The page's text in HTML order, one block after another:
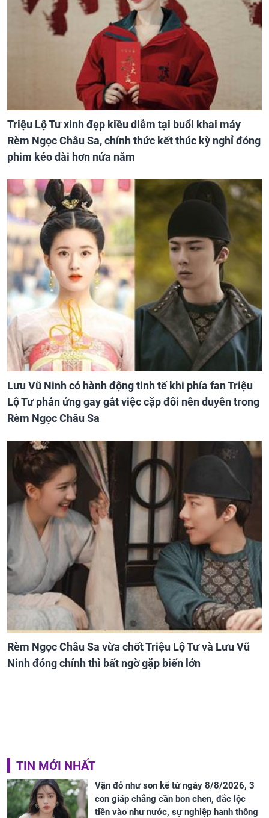
Triệu Lộ Tư xinh đẹp kiều diễm tại buổi khai máy
Rèm Ngọc Châu Sa, chính thức kết thúc kỳ nghỉ đóng
phim kéo dài hơn nửa năm
Lưu Vũ Ninh có hành động tinh tế khi phía fan Triệu
Lộ Tư phản ứng gay gắt việc cặp đôi nên duyên trong
Rèm Ngọc Châu Sa
Rèm Ngọc Châu Sa vừa chốt Triệu Lộ Tư và Lưu Vũ
Ninh đóng chính thì bất ngờ gặp biến lớn
TIN MỚI NHẤT
Vận đỏ như son kể từ ngày 8/8/2026, 3
con giáp chẳng cần bon chen, đắc lộc
tiền vào như nước, sự nghiệp hanh thông